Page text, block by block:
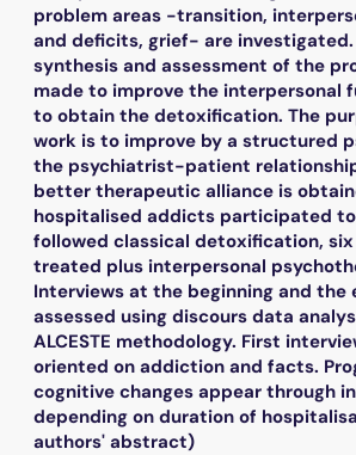
problem areas -transition,
and deficits, grief- are
synthesis and assessment of the
made to improve the interpersonal
to obtain the detoxification. The
work is to improve by a structured
the psychiatrist-patient
better therapeutic alliance is
hospitalised addicts participated
followed classical detoxification,
treated plus interpersonal
Interviews at the beginning and the
assessed using discours data
ALCESTE methodology. First
oriented on addiction and facts.
cognitive changes appear through
depending on duration of
authors' abstract)